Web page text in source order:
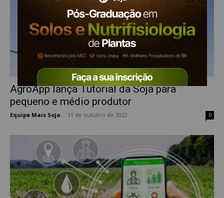
AgroApp lança Tutorial da Soja para
pequeno e médio produtor
Equipe Mais Soja 11 de outubro de 2022 0